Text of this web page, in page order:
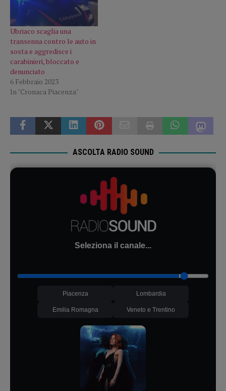
Ubriaco scaglia una
transenna contro le auto in
sosta e aggredisce i
carabinieri, bloccato e
denunciato
6 Febbraio 2023
In "Cronaca Piacenza"
ASCOLTA RADIO SOUND
Seleziona il canale...
Piacenza Lombardia
Emilia Romagna Veneto e Trentino